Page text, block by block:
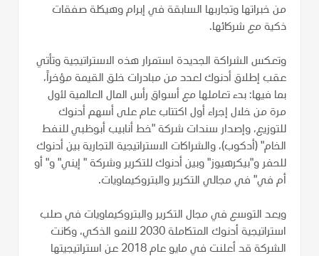
من خبراتها وتجاربها السابقة في إبرام وهيكلة صفقات
ذكية مع شركائها.
وتعكس الشراكة الجديدة استمرار هذه الاستراتيجية وتأتي
عقب إطلاق أدنوك لعدد من مبادرات خلق القيمة مؤخراً،
بما فيها: بدء تعاملها مع أسواق رأس المال العالمية لأول
مرة من خلال إجراء أول اكتتاب عام على أسهم أدنوك
للتوزيع، وإصدار سندات شركة "خط أنابيب أبوظبي للنفط
الخام" (أدكوب)، والشراكات الاستراتيجية التجارية بين أدنوك
للحفر و"بيكرهيوز" وبين أدنوك للتكرير وشركة " إيني" و" أو
أم في" في مجالي التكرير والبتروكيماويات.
ويعد التوسع في مجال التكرير والبتروكيماويات في صلب
استراتيجية أدنوك المتكاملة 2030 للنمو الذكي، وكانت
الشركة قد أعلنت في مايو عام 2018 عن استراتيجيتها